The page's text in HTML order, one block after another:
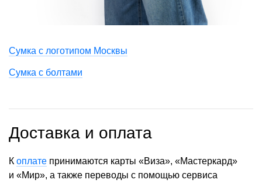
Сумка с логотипом Москвы
Сумка с болтами
Доставка и оплата
К оплате принимаются карты «Виза», «Мастеркард»
и «Мир», а также переводы с помощью сервиса